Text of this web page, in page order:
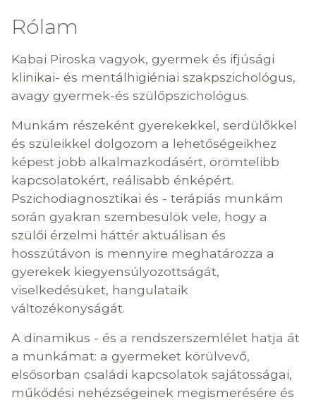
Rólam
Kabai Piroska vagyok, gyermek és ifjúsági
klinikai- és mentálhigiéniai szakpszichológus,
avagy gyermek-és szülőpszichológus.
Munkám részeként gyerekekkel, serdülőkkel
és szüleikkel dolgozom a lehetőségeikhez
képest jobb alkalmazkodásért, örömtelibb
kapcsolatokért, reálisabb énképért.
Pszichodiagnosztikai és - terápiás munkám
során gyakran szembesülök vele, hogy a
szülői érzelmi háttér aktuálisan és
hosszútávon is mennyire meghatározza a
gyerekek kiegyensúlyozottságát,
viselkedésüket, hangulataik
változékonyságát.
A dinamikus - és a rendszerszemlélet hatja át
a munkámat: a gyermeket körülvevő,
elsősorban családi kapcsolatok sajátosságai,
műkődési nehézségeinek megismerésére és